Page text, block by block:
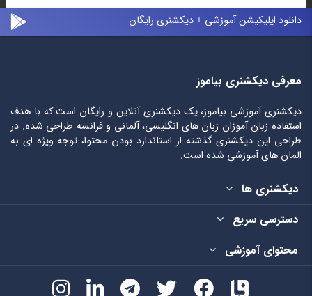
دانلود اپلیکیشن آموزشی + دیکشنری رایگان
معرفی دیکشنری بیاموز
دیکشنری آموزشی بیاموز، یک دیکشنری آنلاین و رایگان است که با هدف
استفاده زبان آموزان زبان های انگلیسی، آلمانی و فرانسه طراحی شده. در
طراحی این دیکشنری گذشته از استاندارد بودن محتوا، توجه ویژه ای به
المان های آموزشی شده است.
دیکشنری ها
دسترسی سریع
محتوای آموزشی